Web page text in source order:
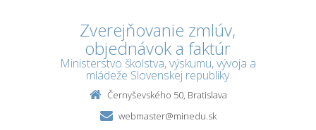
Zverejňovanie zmlúv,
objednávok a faktúr
Ministerstvo školstva, výskumu, vývoja a
mládeže Slovenskej republiky
Černyševského 50, Bratislava
webmaster@minedu.sk